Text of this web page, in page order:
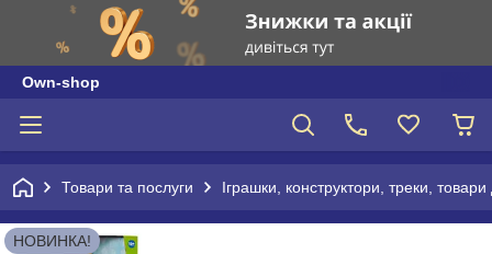
Own-shop
Товари та послуги Іграшки, конструктори, треки, товари
НОВИНКА!